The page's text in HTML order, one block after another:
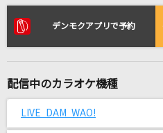
リアルタイムで歌わ
[生音]115万キロのフィルム
デンモクアプリで予約
配信中のカラオケ機種
LIVE DAM WAO!